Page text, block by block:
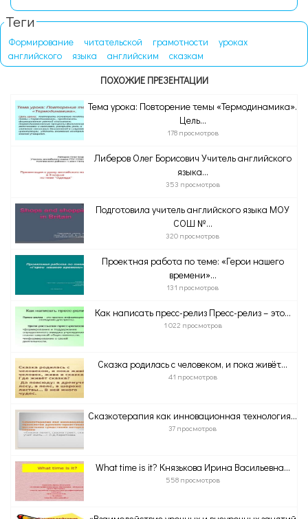
Теги
Формирование читательской грамотности
уроках
английского
языка английским
сказкам
ПОХОЖИЕ ПРЕЗЕНТАЦИИ
Тема урока: Повторение темы «Термодинамика».
Цель...
178 просмотров
Либеров Олег Борисович Учитель английского
языка...
353 просмотров
Подготовила учитель английского языка МОУ
СОШ №...
320 просмотров
Проектная работа по теме: «Герои нашего
времени»...
131 просмотров
Как написать пресс-релиз Пресс-релиз – это...
1 022 просмотров
Сказка родилась с человеком, и пока живёт...
41 просмотров
Сказкотерапия как инновационная технология...
37 просмотров
What time is it? Князькова Ирина Васильевна...
558 просмотров